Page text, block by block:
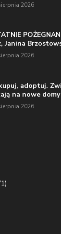
2026
Janina
2026
adoptuj.
na nowe domy
2026